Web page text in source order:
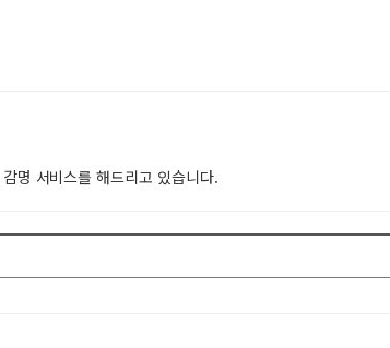
명 서비스를 해드리고 있습니다.